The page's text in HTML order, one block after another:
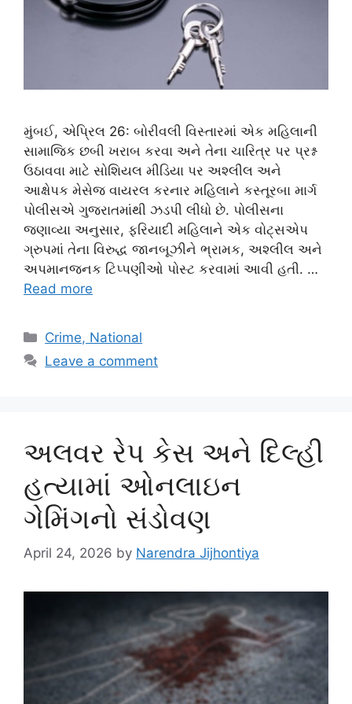
મુંબઈ, એપ્રિલ 26: બોરીવલી વિસ્તારમાં એક મહિલાની
સામાજિક છબી ખરાબ કરવા અને તેના ચારિત્ર પર પ્રશ્ન
ઉઠાવવા માટે સોશિયલ મીડિયા પર અશ્લીલ અને
આક્ષેપક મેસેજ વાયરલ કરનાર મહિલાને કસ્તૂરબા માર્ગ
પોલીસએ ગુજરાતમાંથી ઝડપી લીધો છે. પોલીસના
જણાવ્યા અનુસાર, ફરિયાદી મહિલાને એક વોટ્સએપ
ગ્રુપમાં તેના વિરુદ્ધ જાનબૂઝીને ભ્રામક, અશ્લીલ અને
અપમાનજનક ટિપ્પણીઓ પોસ્ટ કરવામાં આવી હતી. …
Read more
Categories
Crime, National
Leave a comment
અલવર રેપ કેસ અને દિલ્હી
હત્યામાં ઓનલાઇન
ગેમિંગનો સંડોવણ
April 24, 2026 by Narendra Jijhontiya